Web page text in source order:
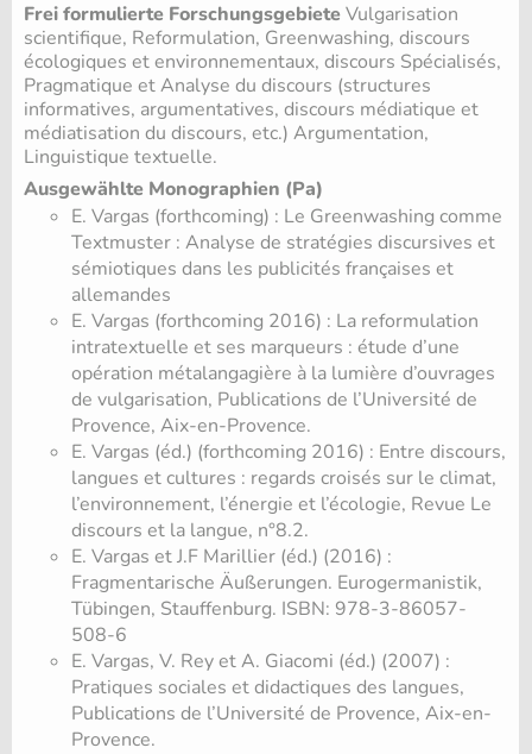
Frei formulierte ForschungsgebieteVulgarisation
scientifique, Reformulation, Greenwashing, discours
écologiques et environnementaux, discours Spécialisés,
Pragmatique et Analyse du discours (structures
informatives, argumentatives, discours médiatique et
médiatisation du discours, etc.) Argumentation,
Linguistique textuelle.
Ausgewählte Monographien (Pa)
E. Vargas (forthcoming) : Le Greenwashing comme
Textmuster : Analyse de stratégies discursives et
sémiotiques dans les publicités françaises et
allemandes
E. Vargas (forthcoming 2016) : La reformulation
intratextuelle et ses marqueurs : étude d’une
opération métalangagière à la lumière d’ouvrages
de vulgarisation, Publications de l’Université de
Provence, Aix-en-Provence.
E. Vargas (éd.) (forthcoming 2016) : Entre discours,
langues et cultures : regards croisés sur le climat,
l’environnement, l’énergie et l’écologie, Revue Le
discours et la langue, n°8.2.
E. Vargas et J.F Marillier (éd.) (2016) :
Fragmentarische Äußerungen. Eurogermanistik,
Tübingen, Stauffenburg. ISBN: 978-3-86057-
508-6
E. Vargas, V. Rey et A. Giacomi (éd.) (2007) :
Pratiques sociales et didactiques des langues,
Publications de l’Université de Provence, Aix-en-
Provence.